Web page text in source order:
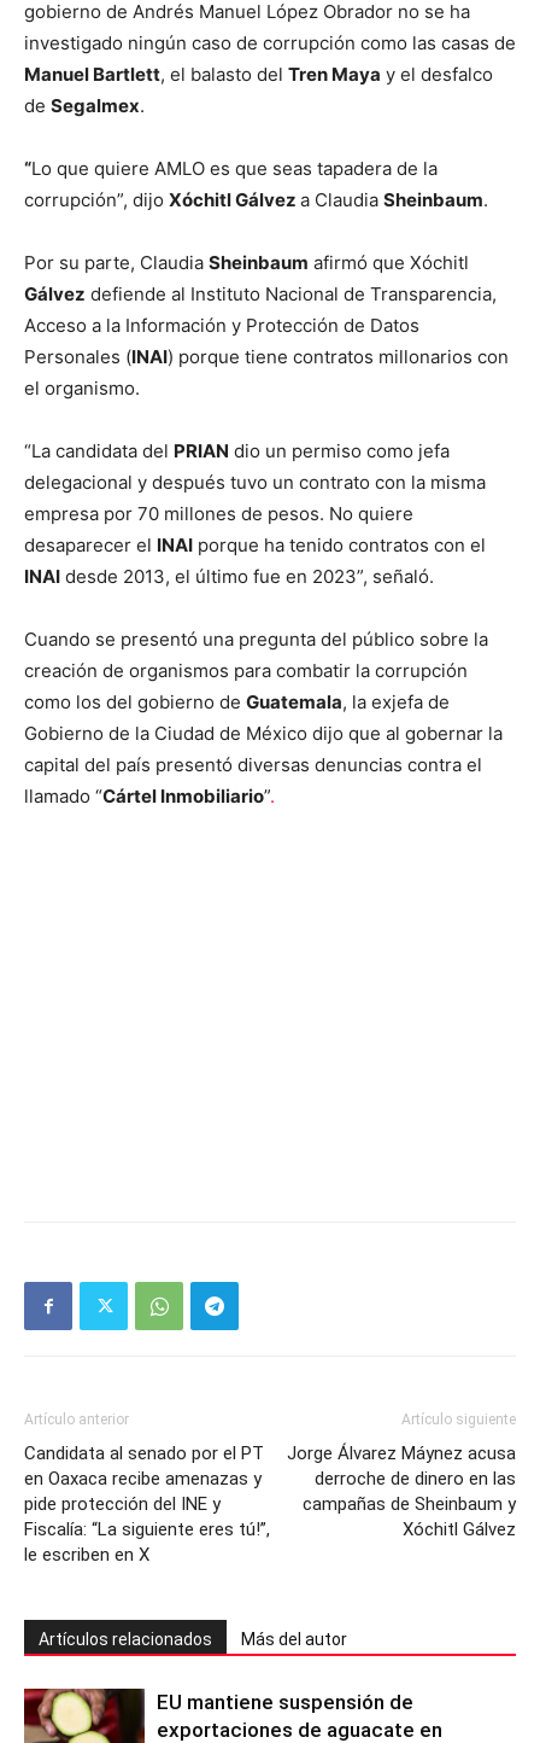
gobierno de Andrés Manuel López Obrador no se ha
investigado ningún caso de corrupción como las casas de
Manuel Bartlett, el balasto del Tren Maya y el desfalco
de Segalmex.
“Lo que quiere AMLO es que seas tapadera de la
corrupción”, dijo Xóchitl Gálvez a Claudia Sheinbaum.
Por su parte, Claudia Sheinbaum afirmó que Xóchitl
Gálvez defiende al Instituto Nacional de Transparencia,
Acceso a la Información y Protección de Datos
Personales (INAI) porque tiene contratos millonarios con
el organismo.
“La candidata del PRIAN dio un permiso como jefa
delegacional y después tuvo un contrato con la misma
empresa por 70 millones de pesos. No quiere
desaparecer el INAI porque ha tenido contratos con el
INAI desde 2013, el último fue en 2023”, señaló.
Cuando se presentó una pregunta del público sobre la
creación de organismos para combatir la corrupción
como los del gobierno de Guatemala, la exjefa de
Gobierno de la Ciudad de México dijo que al gobernar la
capital del país presentó diversas denuncias contra el
llamado “Cártel Inmobiliario”.
Artículo anterior
Candidata al senado por el PT
en Oaxaca recibe amenazas y
pide protección del INE y
Fiscalía: “La siguiente eres tú!”,
le escriben en X
Artículo siguiente
Jorge Álvarez Máynez acusa
derroche de dinero en las
campañas de Sheinbaum y
Xóchitl Gálvez
Artículos relacionados Más del autor
EU mantiene suspensión de
exportaciones de aguacate en